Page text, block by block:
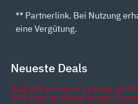
** Partnerlink. Bei Nutzung
eine Vergütung.
Neueste Deals
Audi Q4 e-tron im Leasing als
549 Euro im Monat brutto